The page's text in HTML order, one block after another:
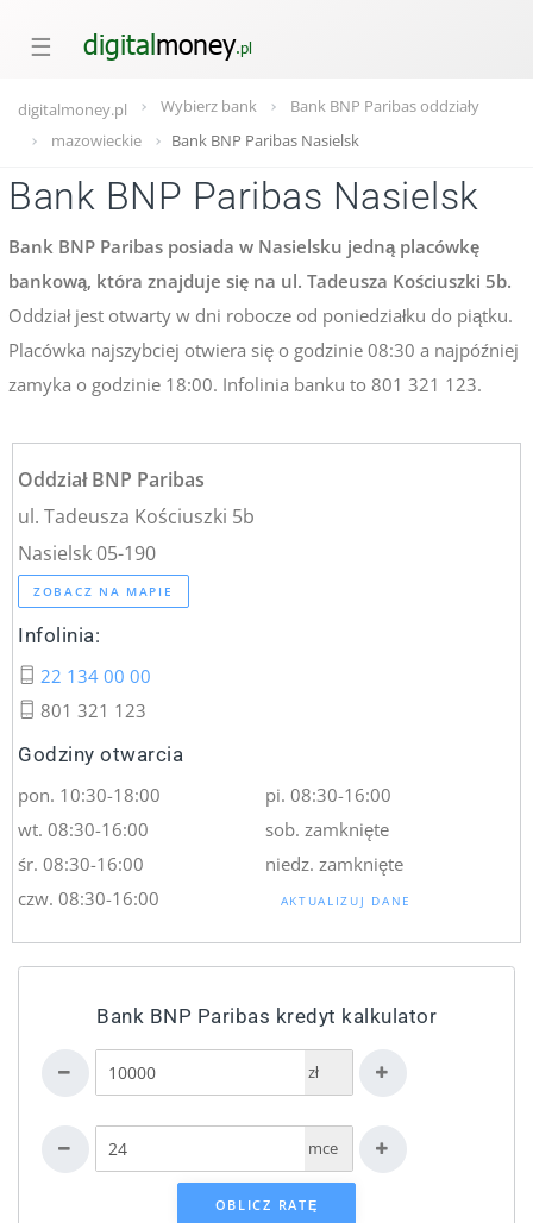
☰
digitalmoney.pl Wybierz bank
Bank BNP Paribas oddziały
mazowieckie
Bank BNP Paribas Nasielsk
Bank BNP Paribas Nasielsk
Bank BNP Paribas posiada w Nasielsku jedną placówkę
bankową, która znajduje się na ul. Tadeusza Kościuszki 5b.
Oddział jest otwarty w dni robocze od poniedziałku do piątku.
Placówka najszybciej otwiera się o godzinie 08:30 a najpóźniej
zamyka o godzinie 18:00. Infolinia banku to 801 321 123.
Oddział BNP Paribas
ul. Tadeusza Kościuszki 5b
Nasielsk 05-190
ZOBACZ NA MAPIE
Infolinia:
22 134 00 00
801 321 123
Godziny otwarcia
pon. 10:30-18:00
wt. 08:30-16:00
śr. 08:30-16:00
czw. 08:30-16:00
pi. 08:30-16:00
sob. zamknięte
niedz. zamknięte
AKTUALIZUJ DANE
Bank BNP Paribas kredyt kalkulator
zł
mce